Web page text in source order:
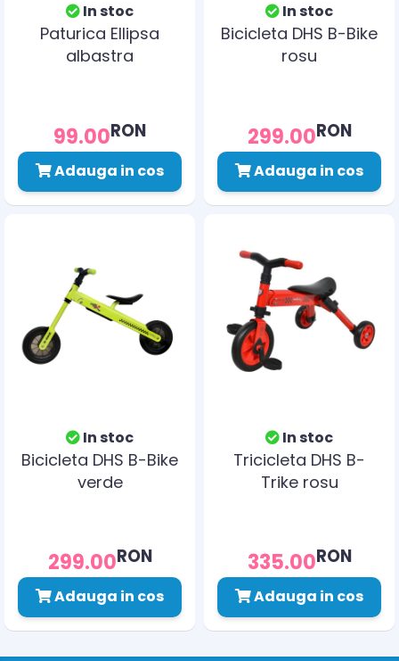
In stoc
Paturica Ellipsa
albastra
99.00RON
Adauga in cos
In stoc
Bicicleta DHS B-Bike
rosu
299.00RON
Adauga in cos
In stoc
Bicicleta DHS B-Bike
verde
299.00RON
Adauga in cos
In stoc
Tricicleta DHS B-
Trike rosu
335.00RON
Adauga in cos